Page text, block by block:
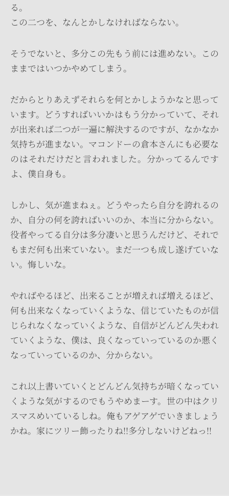
る。
この二つを、なんとかしなければならない。
そうでないと、多分この先もう前には進めない。この
ままではいつかやめてしまう。
だからとりあえずそれらを何とかしようかなと思って
います。どうすればいいかはもう分かっていて、それ
が出来れば二つが一遍に解決するのですが、なかなか
気持ちが進まない。マコンドーの倉本さんにも必要な
のはそれだけだと言われました。分かってるんです
よ、僕自身も。
しかし、気が進まねぇ。どうやったら自分を誇れるの
か、自分の何を誇ればいいのか、本当に分からない。
役者やってる自分は多分凄いと思うんだけど、それで
もまだ何も出来ていない。まだ一つも成し遂げていな
い。悔しいな。
やればやるほど、出来ることが増えれば増えるほど、
何も出来なくなっていくような、信じていたものが信
じられなくなっていくような、自信がどんどん失われ
ていくような、僕は、良くなっていっているのか悪く
なっていっているのか、分からない。
これ以上書いていくとどんどん気持ちが暗くなってい
くような気がするのでもうやめまーす。世の中はクリ
スマスめいているしね。俺もアゲアゲでいきましょう
かね。家にツリー飾ったりね!!多分しないけどねっ!!